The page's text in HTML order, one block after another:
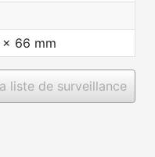
x 66 mm
liste de surveillance